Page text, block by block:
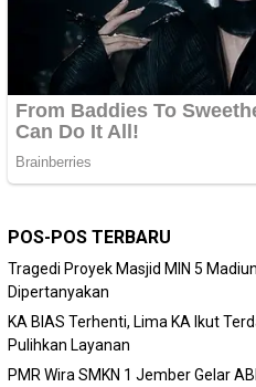
POS-POS TERBARU
Tragedi Proyek Masjid MIN 5
Dipertanyakan
KA BIAS Terhenti, Lima KA Ikut
Pulihkan Layanan
PMR Wira SMKN 1 Jember Gelar